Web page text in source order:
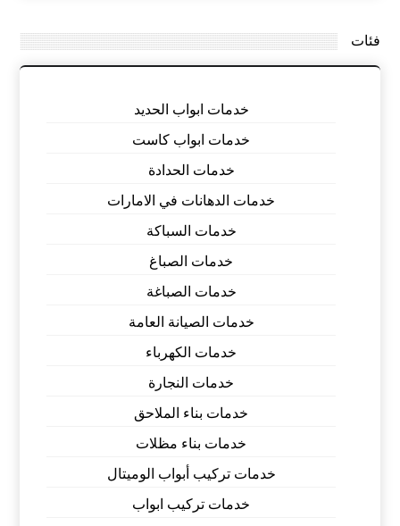
فئات
خدمات ابواب الحديد
خدمات ابواب كاست
خدمات الحدادة
خدمات الدهانات في الامارات
خدمات السباكة
خدمات الصباغ
خدمات الصباغة
خدمات الصيانة العامة
خدمات الكهرباء
خدمات النجارة
خدمات بناء الملاحق
خدمات بناء مظلات
خدمات تركيب أبواب الوميتال
خدمات تركيب ابواب